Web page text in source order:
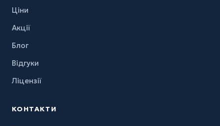
Ціни
Акції
Блог
Відгуки
Ліцензії
КОНТАКТИ